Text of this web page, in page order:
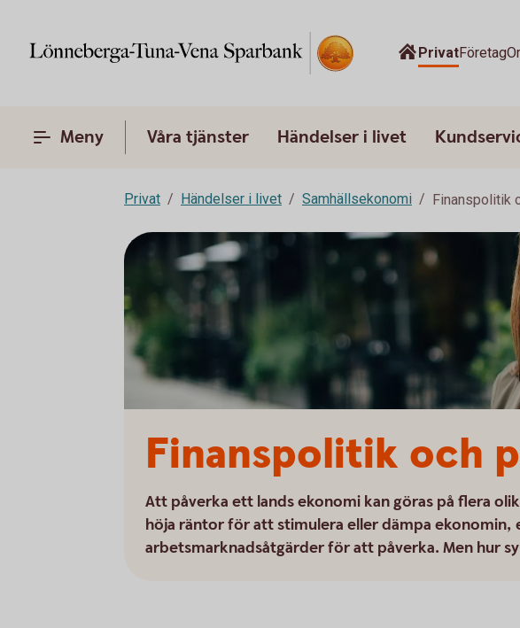
PrivatFöretag
Meny Våra tjänster Händelser i livet
Privat Händelser i livet Samhällsekonomi Finanspolitik
Finanspolitik och
Att påverka ett lands ekonomi kan göras på flera
höja räntor för att stimulera eller dämpa ekonomin,
arbetsmarknadsåtgärder för att påverka. Men hur